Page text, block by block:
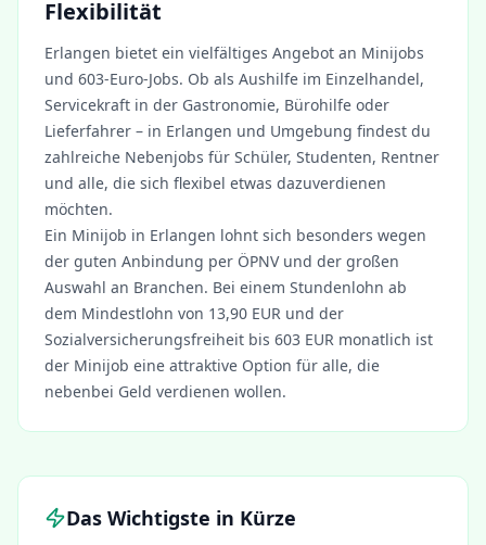
Flexibilität
Erlangen bietet ein vielfältiges Angebot an Minijobs
und 603-Euro-Jobs. Ob als Aushilfe im Einzelhandel,
Servicekraft in der Gastronomie, Bürohilfe oder
Lieferfahrer – in Erlangen und Umgebung findest du
zahlreiche Nebenjobs für Schüler, Studenten, Rentner
und alle, die sich flexibel etwas dazuverdienen
möchten.
Ein Minijob in Erlangen lohnt sich besonders wegen
der guten Anbindung per ÖPNV und der großen
Auswahl an Branchen. Bei einem Stundenlohn ab
dem Mindestlohn von 13,90 EUR und der
Sozialversicherungsfreiheit bis 603 EUR monatlich ist
der Minijob eine attraktive Option für alle, die
nebenbei Geld verdienen wollen.
Das Wichtigste in Kürze